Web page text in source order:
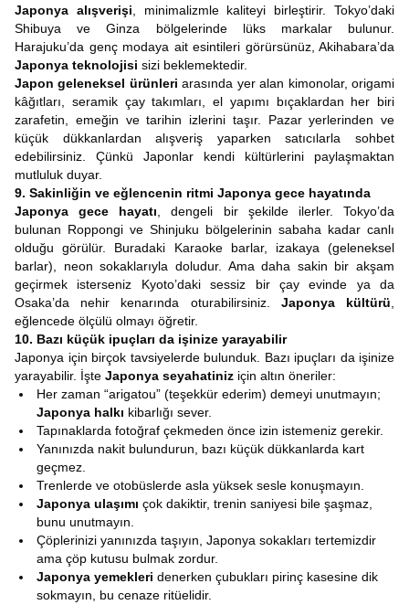
Japonya alışverişi , minimalizmle kaliteyi birleştirir. Tokyo’daki
Shibuya ve Ginza bölgelerinde lüks markalar bulunur.
Harajuku’da genç modaya ait esintileri görürsünüz, Akihabara’da
Japonya teknolojisi sizi beklemektedir.
Japon geleneksel ürünleri arasında yer alan kimonolar, origami
kâğıtları, seramik çay takımları, el yapımı bıçaklardan her biri
zarafetin, emeğin ve tarihin izlerini taşır. Pazar yerlerinden ve
küçük dükkanlardan alışveriş yaparken satıcılarla sohbet
edebilirsiniz. Çünkü Japonlar kendi kültürlerini paylaşmaktan
mutluluk duyar.
9. Sakinliğin ve eğlencenin ritmi Japonya gece hayatında
Japonya gece hayatı , dengeli bir şekilde ilerler. Tokyo’da
bulunan Roppongi ve Shinjuku bölgelerinin sabaha kadar canlı
olduğu görülür. Buradaki Karaoke barlar, izakaya (geleneksel
barlar), neon sokaklarıyla doludur. Ama daha sakin bir akşam
geçirmek isterseniz Kyoto’daki sessiz bir çay evinde ya da
Osaka’da nehir kenarında oturabilirsiniz. Japonya kültürü
eğlencede ölçülü olmayı öğretir.
10. Bazı küçük ipuçları da işinize yarayabilir
Japonya için birçok tavsiyelerde bulunduk. Bazı ipuçları da işinize
yarayabilir. İşte Japonya seyahatiniz için altın öneriler:
Her zaman “arigatou” (teşekkür ederim) demeyi unutmayın;
Japonya halkı kibarlığı sever.
Tapınaklarda fotoğraf çekmeden önce izin istemeniz gerekir.
Yanınızda nakit bulundurun, bazı küçük dükkanlarda kart
geçmez.
Trenlerde ve otobüslerde asla yüksek sesle konuşmayın.
Japonya ulaşımı çok dakiktir, trenin saniyesi bile şaşmaz,
bunu unutmayın.
Çöplerinizi yanınızda taşıyın, Japonya sokakları tertemizdir
ama çöp kutusu bulmak zordur.
Japonya yemekleri denerken çubukları pirinç kasesine dik
sokmayın, bu cenaze ritüelidir.